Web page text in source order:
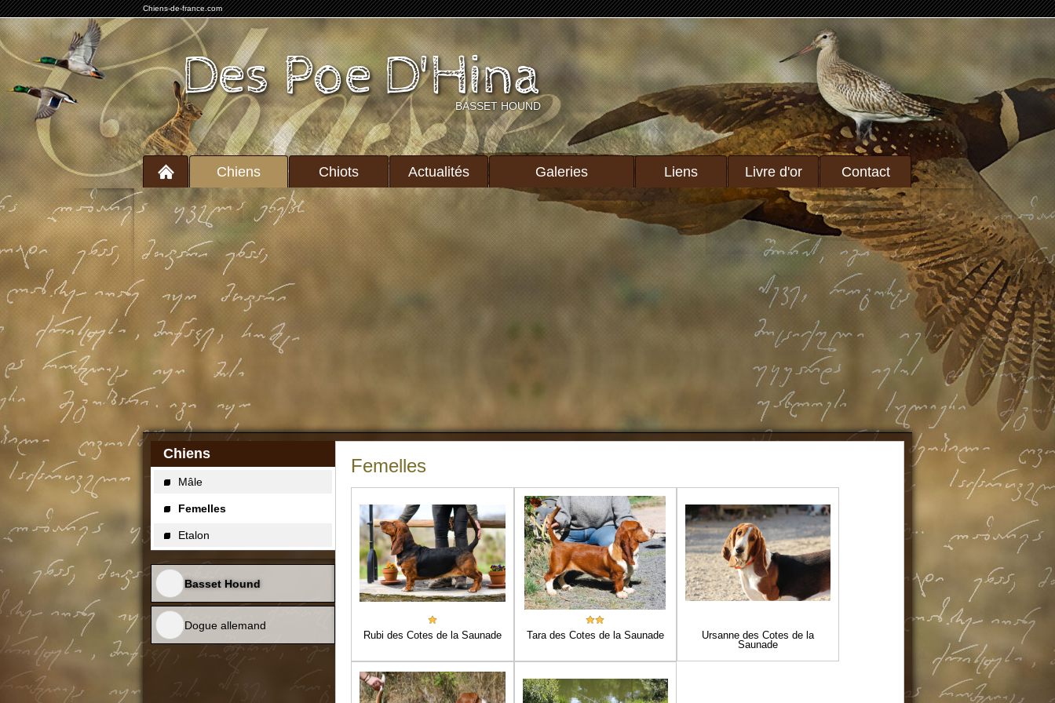
Chiens-de-france.com
Des Poe D'Hina
BASSET HOUND
Chiens Chiots Actualités Galeries Liens Livre d'or Contact
Chiens
Mâle
Femelles
Etalon
Basset Hound
Dogue allemand
Femelles
Rubi des Cotes de la Saunade Tara des Cotes de la Saunade
Ursanne des Cotes de la
Saunade